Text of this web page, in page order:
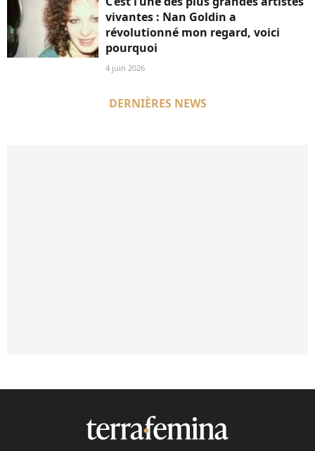
vivantes : Nan Goldin a
révolutionné mon regard, voici
pourquoi
4 juin 2026
DERNIÈRES NEWS